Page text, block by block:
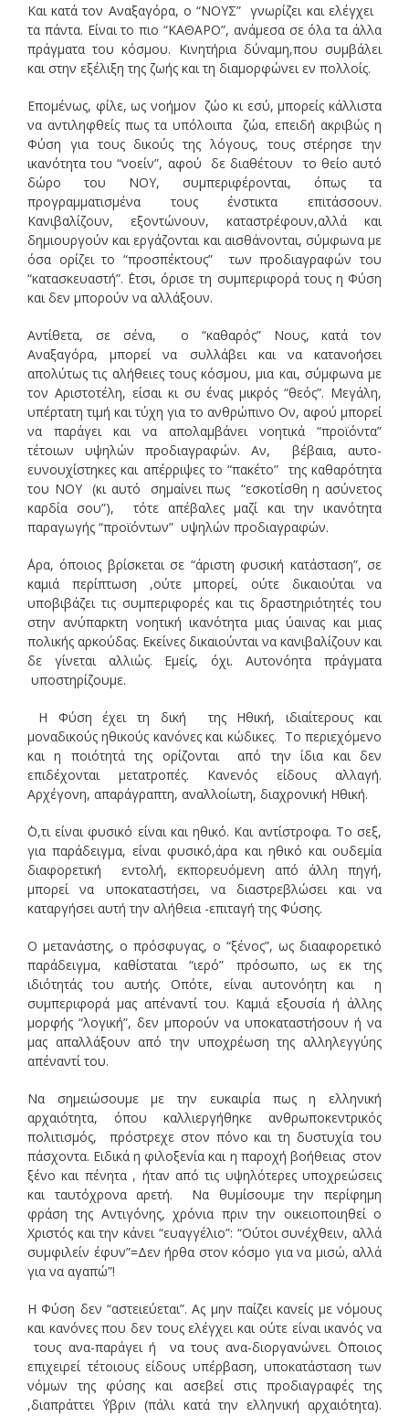
Και κατά τον Αναξαγόρα, ο “ΝΟΥΣ” γνωρίζει και ελέγχει
τα πάντα. Είναι το πιο “ΚΑΘΑΡΟ”, ανάμεσα σε όλα τα άλλα
πράγματα του κόσμου. Κινητήρια δύναμη,που συμβάλει
και στην εξέλιξη της ζωής και τη διαμορφώνει εν πολλοίς.
Επομένως, φίλε, ως νοήμον ζώο κι εσύ, μπορείς κάλλιστα
να αντιληφθείς πως τα υπόλοιπα ζώα, επειδή ακριβώς η
Φύση για τους δικούς της λόγους, τους στέρησε την
ικανότητα του “νοείν”, αφού δε διαθέτουν το θείο αυτό
δώρο του ΝΟΥ, συμπεριφέρονται, όπως τα
προγραμματισμένα τους ένστικτα επιτάσσουν.
Κανιβαλίζουν, εξοντώνουν, καταστρέφουν,αλλά και
δημιουργούν και εργάζονται και αισθάνονται, σύμφωνα με
όσα ορίζει το “προσπέκτους” των προδιαγραφών του
“κατασκευαστή”. ΄Ετσι, όρισε τη συμπεριφορά τους η Φύση
και δεν μπορούν να αλλάξουν.
Αντίθετα, σε σένα, ο “καθαρός” Νους, κατά τον
Αναξαγόρα, μπορεί να συλλάβει και να κατανοήσει
απολύτως τις αλήθειες τους κόσμου, μια και, σύμφωνα με
τον Αριστοτέλη, είσαι κι συ ένας μικρός “θεός”. Μεγάλη,
υπέρτατη τιμή και τύχη για το ανθρώπινο Ον, αφού μπορεί
να παράγει και να απολαμβάνει νοητικά “προϊόντα”
τέτοιων υψηλών προδιαγραφών. Αν, βέβαια, αυτο-
ευνουχίστηκες και απέρριψες το “πακέτο” της καθαρότητα
του ΝΟΥ (κι αυτό σημαίνει πως “εσκοτίσθη η ασύνετος
καρδία σου”), τότε απέβαλες μαζί και την ικανότητα
παραγωγής “προϊόντων” υψηλών προδιαγραφών.
΄Αρα, όποιος βρίσκεται σε “άριστη φυσική κατάσταση”, σε
καμιά περίπτωση ,ούτε μπορεί, ούτε δικαιούται να
υποβιβάζει τις συμπεριφορές και τις δραστηριότητές του
στην ανύπαρκτη νοητική ικανότητα μιας ύαινας και μιας
πολικής αρκούδας. Εκείνες δικαιούνται να κανιβαλίζουν και
δε γίνεται αλλιώς. Εμείς, όχι. Αυτονόητα πράγματα
υποστηρίζουμε.
Η Φύση έχει τη δική της Ηθική, ιδιαίτερους και
μοναδικούς ηθικούς κανόνες και κώδικες. Το περιεχόμενο
και η ποιότητά της ορίζονται από την ίδια και δεν
επιδέχονται μετατροπές. Κανενός είδους αλλαγή.
Αρχέγονη, απαράγραπτη, αναλλοίωτη, διαχρονική Ηθική.
΄Ο,τι είναι φυσικό είναι και ηθικό. Και αντίστροφα. Το σεξ,
για παράδειγμα, είναι φυσικό,άρα και ηθικό και ουδεμία
διαφορετική εντολή, εκπορευόμενη από άλλη πηγή,
μπορεί να υποκαταστήσει, να διαστρεβλώσει και να
καταργήσει αυτή την αλήθεια -επιταγή της Φύσης.
Ο μετανάστης, ο πρόσφυγας, ο “ξένος”, ως διααφορετικό
παράδειγμα, καθίσταται “ιερό” πρόσωπο, ως εκ της
ιδιότητάς του αυτής. Οπότε, είναι αυτονόητη και η
συμπεριφορά μας απέναντί του. Καμιά εξουσία ή άλλης
μορφής “λογική”, δεν μπορούν να υποκαταστήσουν ή να
μας απαλλάξουν από την υποχρέωση της αλληλεγγύης
απέναντί του.
Να σημειώσουμε με την ευκαιρία πως η ελληνική
αρχαιότητα, όπου καλλιεργήθηκε ανθρωποκεντρικός
πολιτισμός, πρόστρεχε στον πόνο και τη δυστυχία του
πάσχοντα. Ειδικά η φιλοξενία και η παροχή βοήθειας στον
ξένο και πένητα , ήταν από τις υψηλότερες υποχρεώσεις
και ταυτόχρονα αρετή. Να θυμίσουμε την περίφημη
φράση της Αντιγόνης, χρόνια πριν την οικειοποιηθεί ο
Χριστός και την κάνει “ευαγγέλιο”: “Ούτοι συνέχθειν, αλλά
συμφιλείν έφυν”=Δεν ήρθα στον κόσμο για να μισώ, αλλά
για να αγαπώ”!
Η Φύση δεν “αστειεύεται”. Ας μην παίζει κανείς με νόμους
και κανόνες που δεν τους ελέγχει και ούτε είναι ικανός να
τους ανα-παράγει ή να τους ανα-διοργανώνει. ΄Οποιος
επιχειρεί τέτοιους είδους υπέρβαση, υποκατάσταση των
νόμων της φύσης και ασεβεί στις προδιαγραφές της
,διαπράττει ΄Υβριν (πάλι κατά την ελληνική αρχαιότητα).